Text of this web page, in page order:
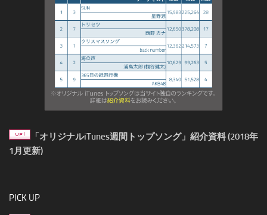
「オリジナルiTunes週間トップソング」紹介資料 (2018年
1月更新)
PICK UP